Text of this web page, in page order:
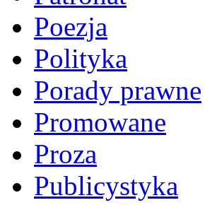
Poezja
Polityka
Porady prawne
Promowane
Proza
Publicystyka